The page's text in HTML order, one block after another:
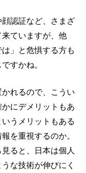
認証など、さまざ
ていますが、他
」と危惧する方も
すかね。
れるので、こうい
にデメリットもあ
うメリットもある
を重視するのか。
ると、日本は個人
な技術が伸びにく